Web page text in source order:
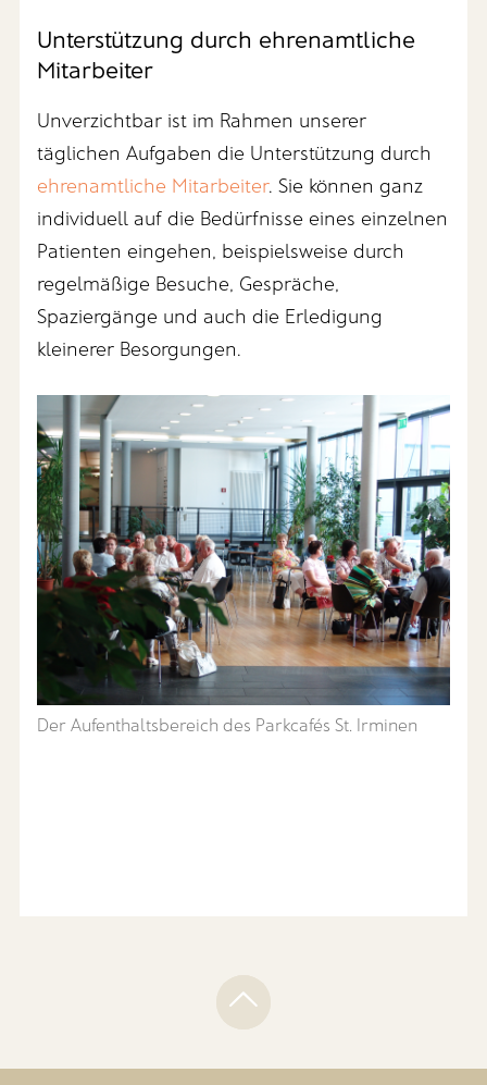
Unterstützung durch ehrenamtliche
Mitarbeiter
Unverzichtbar ist im Rahmen unserer
täglichen Aufgaben die Unterstützung durch
ehrenamtliche Mitarbeiter. Sie können ganz
individuell auf die Bedürfnisse eines einzelnen
Patienten eingehen, beispielsweise durch
regelmäßige Besuche, Gespräche,
Spaziergänge und auch die Erledigung
kleinerer Besorgungen.
Der Aufenthaltsbereich des Parkcafés St. Irminen